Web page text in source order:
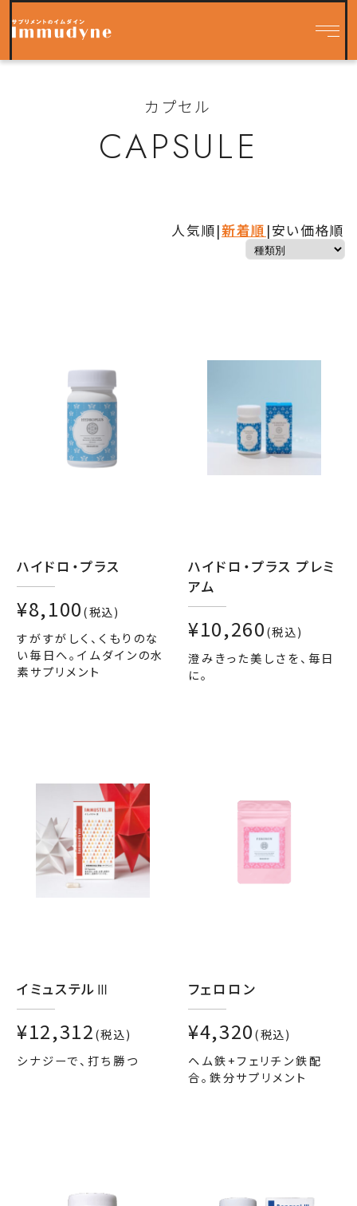
カプセル
CAPSULE
人気順|新着順 |安い価格順
ハイドロ・プラス
¥8,100(税込)
すがすがしく、くもりのな
い毎日へ。イムダインの水
素サプリメント
ハイドロ・プラス プレミ
アム
¥10,260(税込)
澄みきった美しさを、毎日
に。
イミュステルⅢ
¥12,312(税込)
シナジーで、打ち勝つ
フェロロン
¥4,320(税込)
ヘム鉄+フェリチン鉄配
合。鉄分サプリメント